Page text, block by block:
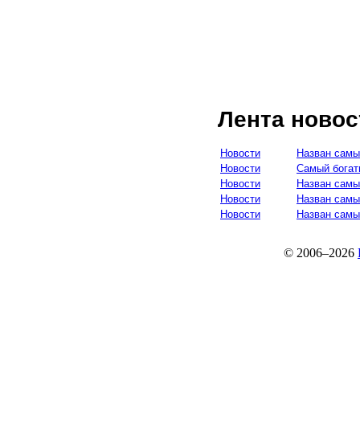
Лента
Новости
Назван
Новости
Самый
Новости
Назван
Новости
Назван
Новости
Назван
© 2006–2026